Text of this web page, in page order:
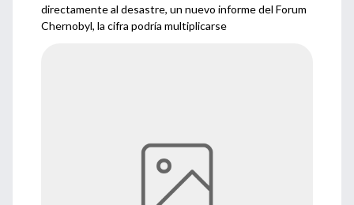
directamente al desastre, un nuevo informe del Forum
Chernobyl, la cifra podría multiplicarse